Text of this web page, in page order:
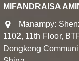
MIFANDRAISA
Manampy:
1102, 11th Floor,
Dongkeng